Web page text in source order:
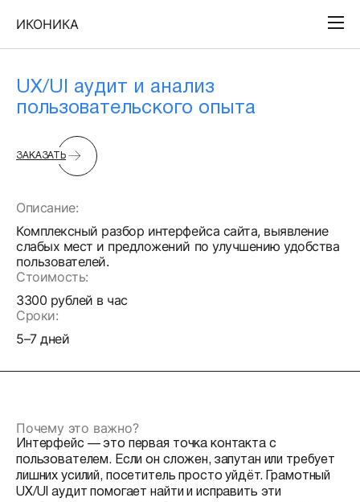
ИКОНИКА
UX/UI аудит и анализ
пользовательского опыта
ЗАКАЗАТЬ
Описание:
Комплексный разбор интерфейса сайта, выявление
слабых мест и предложений по улучшению удобства
пользователей.
Стоимость:
3300 рублей в час
Сроки:
5–7 дней
Почему это важно?
Интерфейс — это первая точка контакта с
пользователем. Если он сложен, запутан или требует
лишних усилий, посетитель просто уйдёт. Грамотный
UX/UI аудит помогает найти и исправить эти